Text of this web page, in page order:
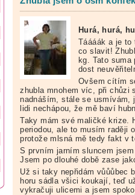
Hurá, hurá,
Táááák a je to
co slavit!
kg. Tato suma
dost
Ovšem cítím
zhubla mnohem víc, při chůzi
nadnáším, stále se usmívám,
lidi nechápou, že mě baví
Taky mám své maličké krize.
periodou, ale to musím raději
protože mlsná mě tedy fakt v
S prvním jarním sluncem
Jsem po dlouhé době zase
Už si taky nepřidám vůůůbec
horu sádla všici koukají, teď
vykračuji ulicemi a jsem